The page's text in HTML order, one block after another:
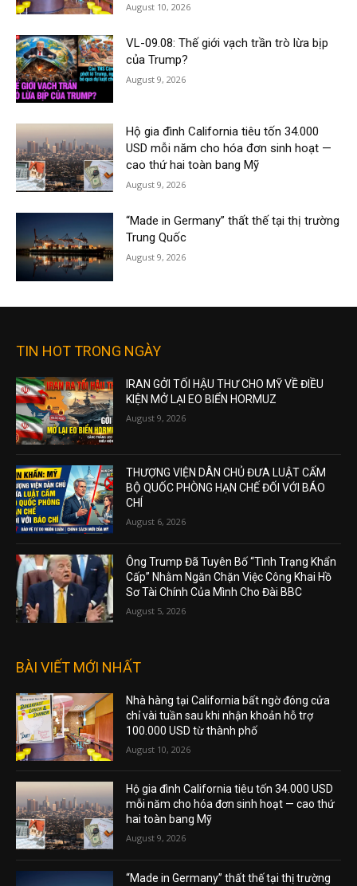
August 10, 2026
VL-09.08: Thế giới vạch trần trò lừa bịp
của Trump?
August 9, 2026
Hộ gia đình California tiêu tốn 34.000
USD mỗi năm cho hóa đơn sinh hoạt —
cao thứ hai toàn bang Mỹ
August 9, 2026
“Made in Germany” thất thế tại thị trường
Trung Quốc
August 9, 2026
TIN HOT TRONG NGÀY
IRAN GỞI TỐI HẬU THƯ CHO MỸ VỀ ĐIỀU
KIỆN MỞ LẠI EO BIỂN HORMUZ
August 9, 2026
THƯỢNG VIỆN DÂN CHỦ ĐƯA LUẬT CẤM
BỘ QUỐC PHÒNG HẠN CHẾ ĐỐI VỚI BÁO
CHÍ
August 6, 2026
Ông Trump Đã Tuyên Bố “Tình Trạng Khẩn
Cấp” Nhằm Ngăn Chặn Việc Công Khai Hồ
Sơ Tài Chính Của Mình Cho Đài BBC
August 5, 2026
BÀI VIẾT MỚI NHẤT
Nhà hàng tại California bất ngờ đóng cửa
chỉ vài tuần sau khi nhận khoản hỗ trợ
100.000 USD từ thành phố
August 10, 2026
Hộ gia đình California tiêu tốn 34.000 USD
mỗi năm cho hóa đơn sinh hoạt — cao thứ
hai toàn bang Mỹ
August 9, 2026
“Made in Germany” thất thế tại thị trường